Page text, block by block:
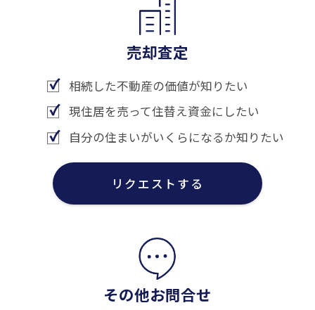
売却査定
相続した不動産の価値が知りたい
現住居を売って住替え資金にしたい
自分の住まいがいくらになるか知りたい
リクエストする
その他お問合せ